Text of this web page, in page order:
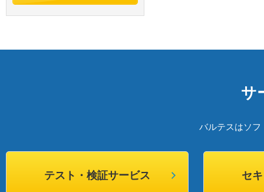
サ
バルテスはソ
テスト・検証サービス セ